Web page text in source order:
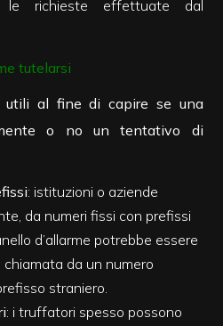
le richieste effettuate dal
tutelarsi
utili al fine di capire se una
o no un tentativo di
: istituzioni o aziende
da numeri fissi con prefissi
d’allarme potrebbe essere
da un numero
straniero.
: i truffatori spesso possono